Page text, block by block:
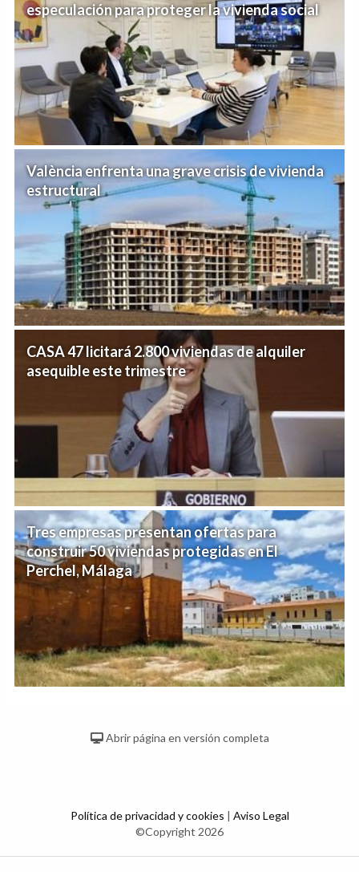
especulación para proteger la vivienda social
València enfrenta una grave crisis de vivienda
estructural
CASA 47 licitará 2.800 viviendas de alquiler
asequible este trimestre
Tres empresas presentan ofertas para
construir 50 viviendas protegidas en El
Perchel, Málaga
Abrir página en versión completa
Política de privacidad y cookies | Aviso Legal
©Copyright 2026